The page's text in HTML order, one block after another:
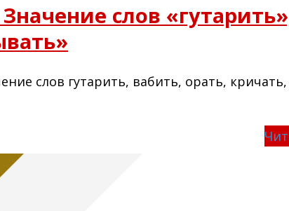
слов
слов гутарить, вабить, орать,